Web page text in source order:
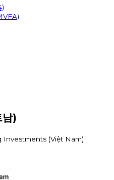
남)
Investments (Việt Nam)